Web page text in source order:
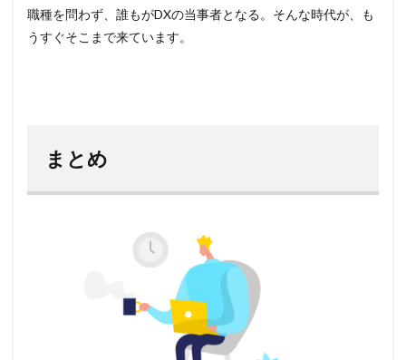
職種を問わず、誰もがDXの当事者となる。そんな時代が、も
うすぐそこまで来ています。
まとめ